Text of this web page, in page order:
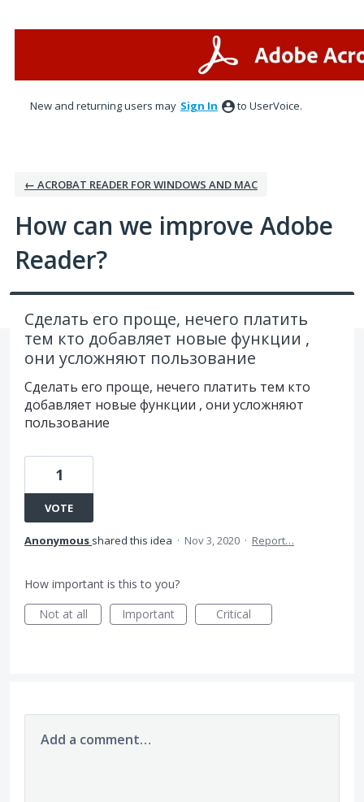
New and returning users may Sign In to UserVoice.
← ACROBAT READER FOR WINDOWS AND MAC
How can we improve Adobe
Reader?
Сделать его проще, нечего платить
тем кто добавляет новые функции ,
они усложняют пользование
Сделать его проще, нечего платить тем кто
добавляет новые функции , они усложняют
пользование
1
VOTE
Anonymous shared this idea · Nov 3, 2020 · Report…
How important is this to you?
Not at all
Important Critical
Add a comment…